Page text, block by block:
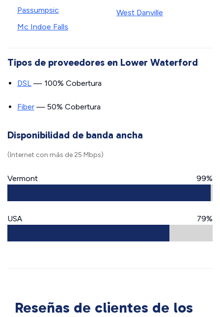
Passumpsic
Mc Indoe Falls
West Danville
Tipos de proveedores en Lower Waterford
DSL — 100% Cobertura
Fiber — 50% Cobertura
Disponibilidad de banda ancha
(Internet con más de 25 Mbps)
Vermont 99%
USA 79%
Reseñas de clientes de los